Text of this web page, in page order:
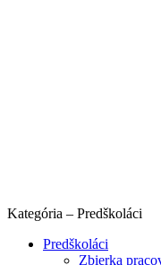
Kategória – Predškoláci
Predškoláci
Zbierka